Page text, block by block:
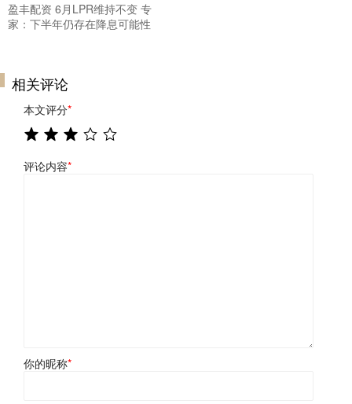
盈丰配资 6月LPR维持不变 专
家：下半年仍存在降息可能性
相关评论
本文评分*
评论内容*
你的昵称*